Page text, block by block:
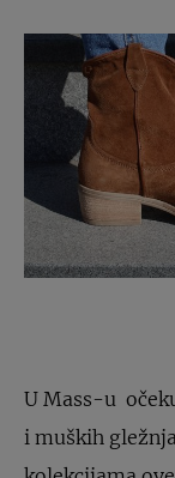
U Mass-u
i muških